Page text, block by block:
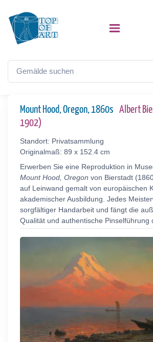
Mount Hood, Oregon, 1860s Albert
1902)
Standort: Privatsammlung
Originalmaß: 89 x 152.4 cm
Erwerben Sie eine Reproduktion in
Mount Hood, Oregon von Bierstadt
auf Leinwand gemalt von europäischen
akademischer Ausbildung. Jedes
sorgfältiger Handarbeit und fängt die
Qualität und authentische Pinselführung